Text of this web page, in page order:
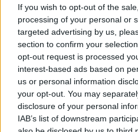
If you wish to opt-out of the
processing of your personal or
targeted advertising by us,
section to confirm your
opt-out request is processed
interest-based ads based on
us or personal information
your opt-out. You may
disclosure of your personal
IAB’s list of downstream
αναμένεται μεγάλη μάχη
οι Νικς θα παίξουν κοντά
το δίποντο αρκετά και
βολές τους αφού
Επιλογή
Over 25,5 εύστοχα δίποντα